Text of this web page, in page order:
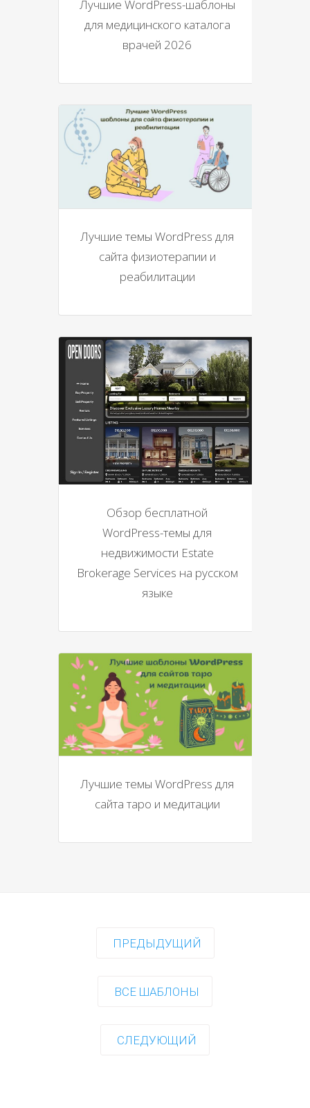
Лучшие WordPress-шаблоны
для медицинского каталога
врачей 2026
Лучшие темы WordPress для
сайта физиотерапии и
реабилитации
Обзор бесплатной
WordPress-темы для
недвижимости Estate
Brokerage Services на русском
языке
Лучшие темы WordPress для
сайта таро и медитации
ПРЕДЫДУЩИЙ
ВСЕ ШАБЛОНЫ
СЛЕДУЮЩИЙ